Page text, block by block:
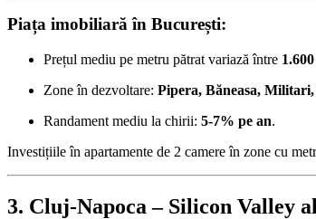
Piața imobiliară în București:
Prețul mediu pe metru pătrat variază între
Zone în dezvoltare: Pipera, Băneasa,
Randament mediu la chirii: 5-7% pe an.
Investițiile în apartamente de 2 camere în zone cu
3. Cluj-Napoca – Silicon Valley